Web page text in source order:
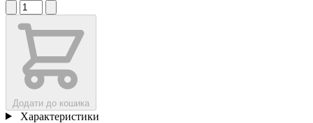
Додати до кошика
Характеристики